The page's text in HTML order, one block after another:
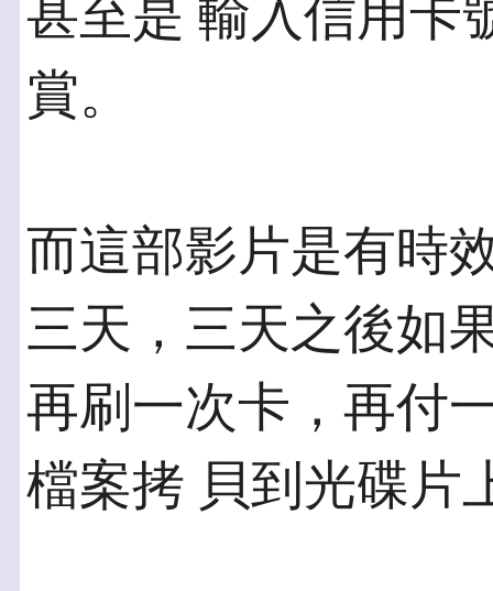
甚至是 輸入信用卡
賞。
而這部影片是有時
三天，三天之後如
再刷一次卡，再付
檔案拷 貝到光碟片